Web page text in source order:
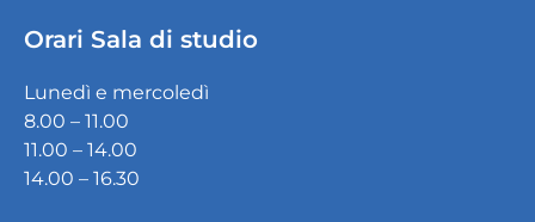
Orari Sala di studio
Lunedì e mercoledì
8.00 – 11.00
11.00 – 14.00
14.00 – 16.30